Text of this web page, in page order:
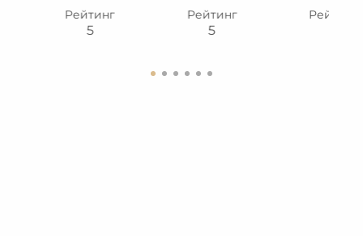
Рейтинг
5
Рейтинг
5
Рейтинг